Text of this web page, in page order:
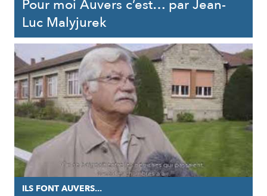
Pour moi Auvers c’est… par Jean-
Luc Malyjurek
ILS FONT AUVERS...